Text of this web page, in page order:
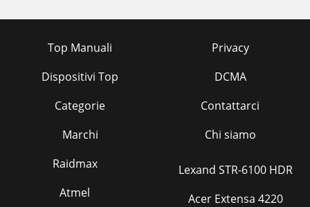
Top Manuali
Dispositivi Top
Categorie
Marchi
Privacy
DCMA
Contattarci
Chi siamo
Raidmax
Atmel
Lexand STR-6100 HDR
Acer Extensa 4220